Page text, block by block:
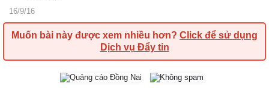
16/9/16
Muốn bài này được xem nhiều hơn? Click để sử dụng
Dịch vụ Đẩy tin